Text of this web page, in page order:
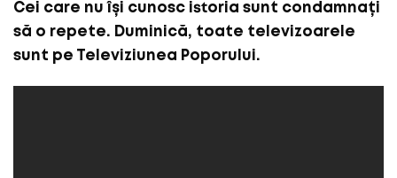
Cei care nu își cunosc istoria sunt condamnați
să o repete. Duminică, toate televizoarele
sunt pe Televiziunea Poporului.